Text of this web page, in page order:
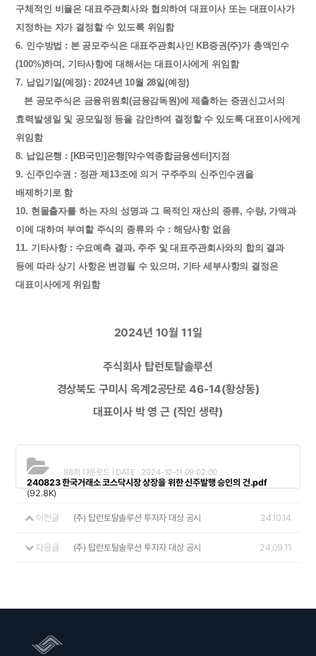
구체적인 비율은 대표주관회사와 협의하여 대표이사 또는 대표이사가
지정하는 자가 결정할 수 있도록 위임함
6. 인수방법 : 본 공모주식은 대표주관회사인 KB증권(주)가 총액인수
(100%)하며, 기타사항에 대해서는 대표이사에게 위임함
7. 납입기일(예정) : 2024년 10월 28일(예정)
본 공모주식은 금융위원회(금융감독원)에 제출하는 증권신고서의
효력발생일 및 공모일정 등을 감안하여 결정할 수 있도록 대표이사에게
위임함
8. 납입은행 : [KB국민]은행[약수역종합금융센터]지점
9. 신주인수권 : 정관 제13조에 의거 구주주의 신주인수권을
배제하기로 함
10. 현물출자를 하는 자의 성명과 그 목적인 재산의 종류, 수량, 가액과
이에 대하여 부여할 주식의 종류와 수 : 해당사항 없음
11. 기타사항 : 수요예측 결과, 주주 및 대표주관회사와의 합의 결과
등에 따라 상기 사항은 변경될 수 있으며, 기타 세부사항의 결정은
대표이사에게 위임함
2024년 10월 11일
주식회사 탑런토탈솔루션
경상북도 구미시 옥계2공단로 46-14(황상동)
대표이사 박 영 근 (직인 생략)
240823 한국거래소 코스닥시장 상장을 위한 신주발행 승인의 건.pdf
(92.8K)
98회 다운로드 | DATE : 2024-10-11 09:02:00
이전글 (주) 탑런토탈솔루션 투자자 대상 공시 24.10.14
다음글 (주) 탑런토탈솔루션 투자자 대상 공시 24.09.11